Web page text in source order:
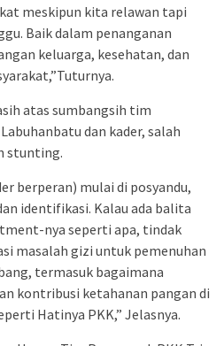
meskipun kita relawan tapi
Baik dalam penanganan
keluarga, kesehatan, dan
atas sumbangsih tim
dan kader, salah
stunting.
berperan) mulai di posyandu,
identifikasi. Kalau ada balita
nya seperti apa, tindak
masalah gizi untuk pemenuhan
termasuk bagaimana
kontribusi ketahanan pangan di
Hatinya PKK,” Jelasnya.